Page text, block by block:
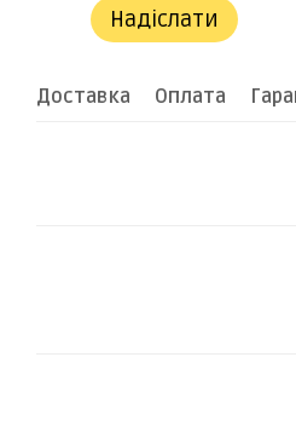
Надіслати
Доставка Оплата